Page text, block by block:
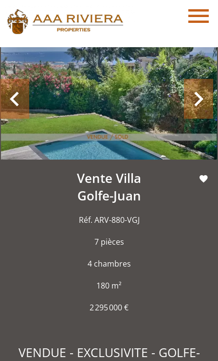
Vente Villa
Golfe-Juan
Réf. ARV-880-VGJ
7 pièces
4 chambres
180 m²
2 295 000 €
VENDUE - EXCLUSIVITE - GOLFE-